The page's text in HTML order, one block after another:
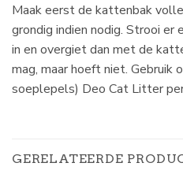
Maak eerst de kattenbak
grondig indien nodig. Strooi
in en overgiet dan met de
mag, maar hoeft niet. Gebruik
soeplepels) Deo Cat Litter
GERELATEERDE